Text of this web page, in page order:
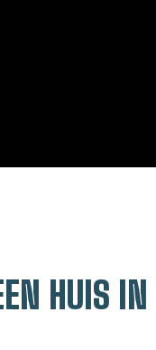
HUIS IN